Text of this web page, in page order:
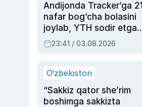
Andijonda Tracker’ga 21
nafar bog‘cha bolasini
joylab, YTH sodir etgan
ayolga sud hukmi o‘qildi
23:41 / 03.08.2026
O‘zbekiston
“Sakkiz qator she’rim
boshimga sakkizta